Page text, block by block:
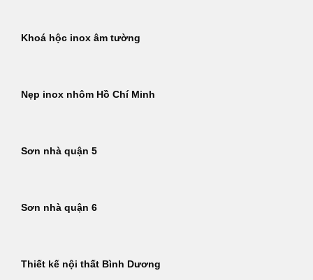
Khoá hộc inox âm tường
Nẹp inox nhôm Hồ Chí Minh
Sơn nhà quận 5
Sơn nhà quận 6
Thiết kế nội thất Bình Dương